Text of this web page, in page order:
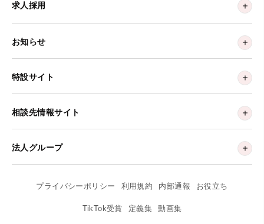
求人採用
お知らせ
特設サイト
相談先情報サイト
法人グループ
プライバシーポリシー 利用規約 内部通報 お役立ち
TikTok受賞 定義集 動画集